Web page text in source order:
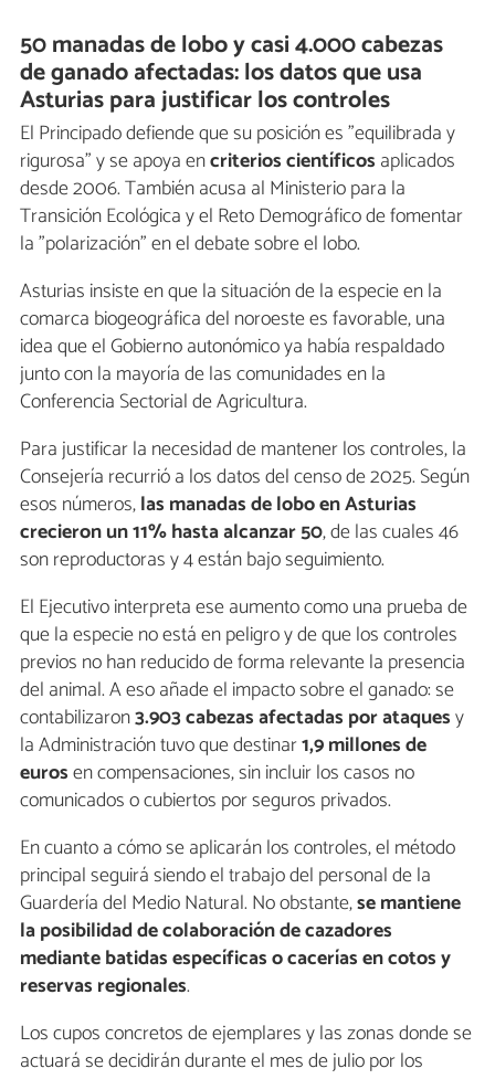
50 manadas de lobo y casi 4.000 cabezas
de ganado afectadas: los datos que usa
Asturias para justificar los controles
El Principado defiende que su posición es "equilibrada y
rigurosa" y se apoya encriterios científicos aplicados
desde 2006. También acusa al Ministerio para la
Transición Ecológica y el Reto Demográfico de fomentar
la "polarización" en el debate sobre el lobo.
Asturias insiste en que la situación de la especie en la
comarca biogeográfica del noroeste es favorable, una
idea que el Gobierno autonómico ya había respaldado
junto con la mayoría de las comunidades en la
Conferencia Sectorial de Agricultura.
Para justificar la necesidad de mantener los controles, la
Consejería recurrió a los datos del censo de 2025. Según
esos números,las manadas de lobo en Asturias
crecieron un 11% hasta alcanzar 50, de las cuales 46
son reproductoras y 4 están bajo seguimiento.
El Ejecutivo interpreta ese aumento como una prueba de
que la especie no está en peligro y de que los controles
previos no han reducido de forma relevante la presencia
del animal. A eso añade el impacto sobre el ganado: se
contabilizaron3.903 cabezas afectadas por ataquesy
la Administración tuvo que destinar1,9 millones de
eurosen compensaciones, sin incluir los casos no
comunicados o cubiertos por seguros privados.
En cuanto a cómo se aplicarán los controles, el método
principal seguirá siendo el trabajo del personal de la
Guardería del Medio Natural. No obstante,se mantiene
la posibilidad de colaboración de cazadores
mediante batidas específicas o cacerías en cotos y
reservas regionales.
Los cupos concretos de ejemplares y las zonas donde se
actuará se decidirán durante el mes de julio por los